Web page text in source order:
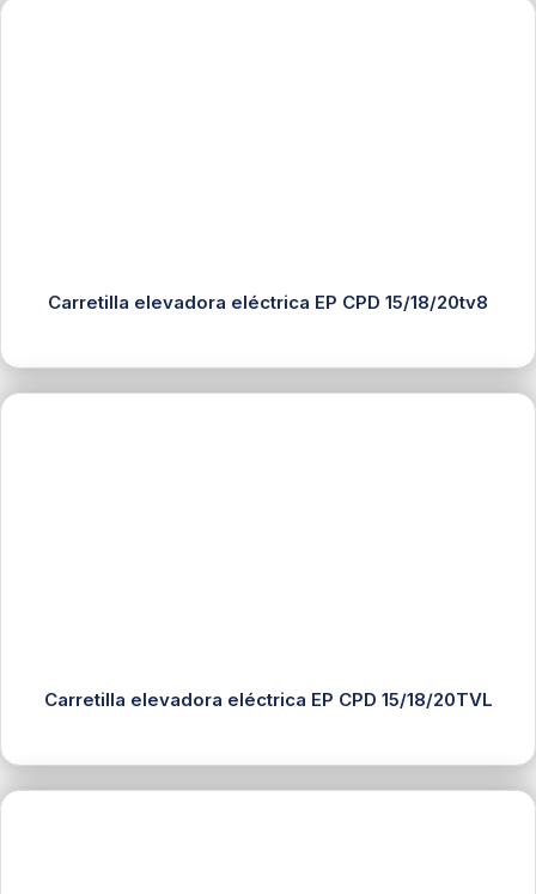
Carretilla elevadora eléctrica EP CPD 15/18/20tv8
Carretilla elevadora eléctrica EP CPD 15/18/20TVL